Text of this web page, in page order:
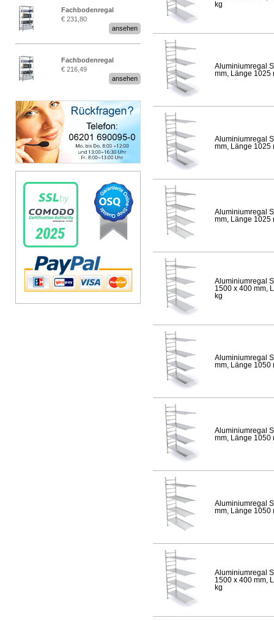
Fachbodenregal
Stecksystem MultiPlus
€ 231,80
ansehen
Fachbodenregal
Stecksystem MultiPlus
€ 216,49
ansehen
kg
Aluminiumregal
mm, Länge 1025
Aluminiumregal
mm, Länge 1025
Aluminiumregal
mm, Länge 1025
Aluminiumregal
1500 x 400 mm,
kg
Aluminiumregal
mm, Länge 1050
Aluminiumregal
mm, Länge 1050
Aluminiumregal
mm, Länge 1050
Aluminiumregal
1500 x 400 mm,
kg